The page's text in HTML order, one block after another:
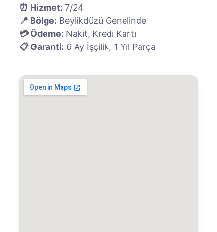
⏰ Hizmet: 7/24
📍 Bölge: Beylikdüzü Genelinde
💳 Ödeme: Nakit, Kredi Kartı
📋 Garanti: 6 Ay İşçilik, 1 Yıl Parça